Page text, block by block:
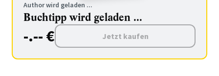
Author wird geladen ...
Buchtipp wird geladen ...
-.-- € Jetzt kaufen